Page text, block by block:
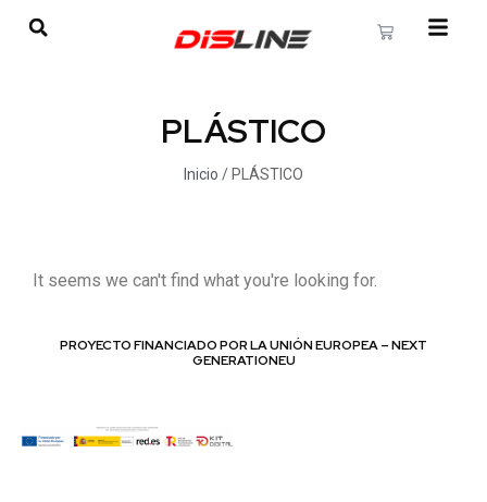
PLÁSTICO
Inicio / PLÁSTICO
It seems we can't find what you're looking for.
PROYECTO FINANCIADO POR LA UNIÓN EUROPEA – NEXT
GENERATIONEU